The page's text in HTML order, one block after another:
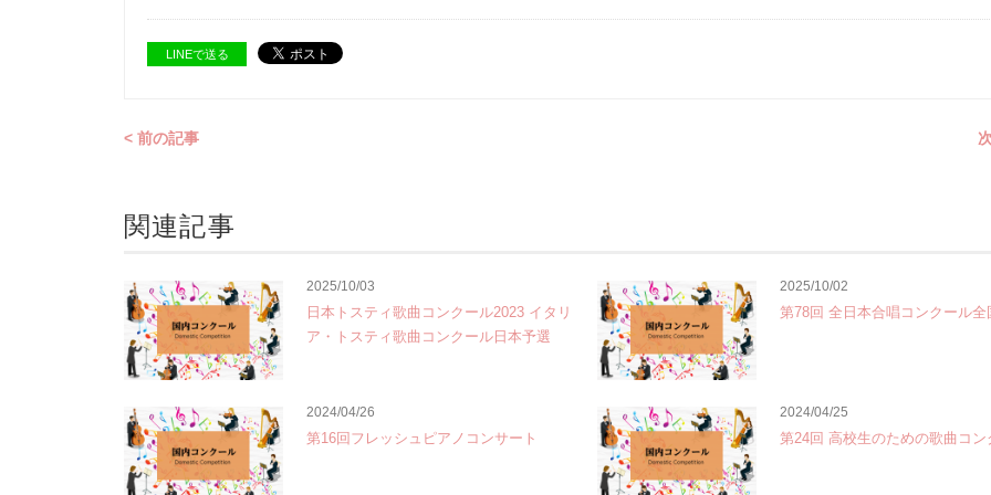
LINEで送る
< 前の記事
関連記事
2025/10/03
日本トスティ歌曲コンクール2023 イタリ
ア・トスティ歌曲コンクール日本予選
2025/10/02
第78回 全日本合唱コンクール全
2024/04/26
第16回フレッシュピアノコンサート
2024/04/25
第24回 高校生のための歌曲コン